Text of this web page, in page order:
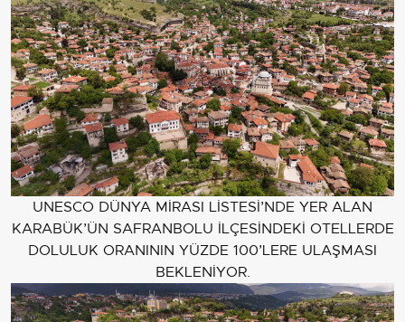
UNESCO DÜNYA MİRASI LİSTESİ’NDE YER ALAN
KARABÜK’ÜN SAFRANBOLU İLÇESİNDEKİ OTELLERDE
DOLULUK ORANININ YÜZDE 100’LERE ULAŞMASI
BEKLENİYOR.